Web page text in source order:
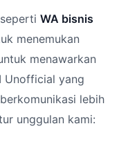
WA bisnis
menemukan
menawarkan
Unofficial yang
lebih
unggulan kami: